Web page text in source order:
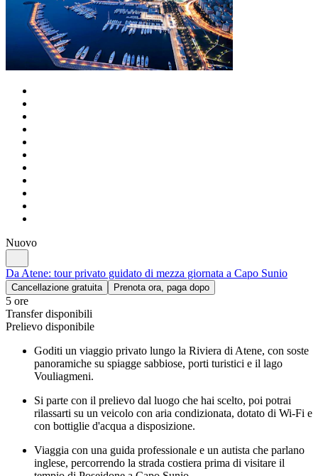
Nuovo
Da Atene: tour privato guidato di mezza giornata a Capo Sunio
Cancellazione gratuita Prenota ora, paga dopo
5 ore
Transfer disponibili
Prelievo disponibile
Goditi un viaggio privato lungo la Riviera di Atene, con soste
panoramiche su spiagge sabbiose, porti turistici e il lago
Vouliagmeni.
Si parte con il prelievo dal luogo che hai scelto, poi potrai
rilassarti su un veicolo con aria condizionata, dotato di Wi-Fi e
con bottiglie d'acqua a disposizione.
Viaggia con una guida professionale e un autista che parlano
inglese, percorrendo la strada costiera prima di visitare il